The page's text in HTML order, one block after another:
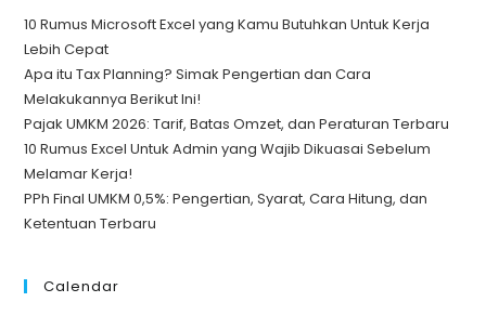
10 Rumus Microsoft Excel yang Kamu Butuhkan Untuk Kerja
Lebih Cepat
Apa itu Tax Planning? Simak Pengertian dan Cara
Melakukannya Berikut Ini!
Pajak UMKM 2026: Tarif, Batas Omzet, dan Peraturan Terbaru
10 Rumus Excel Untuk Admin yang Wajib Dikuasai Sebelum
Melamar Kerja!
PPh Final UMKM 0,5%: Pengertian, Syarat, Cara Hitung, dan
Ketentuan Terbaru
Calendar